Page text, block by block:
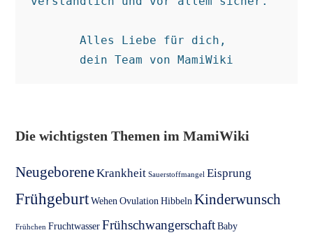
Alles Liebe für dich,
dein Team von MamiWiki
Die wichtigsten Themen im MamiWiki
NeugeboreneKrankheit Sauerstoffmangel Eisprung
FrühgeburtWehen Ovulation Hibbeln Kinderwunsch
Frühchen Fruchtwasser Frühschwangerschaft Baby